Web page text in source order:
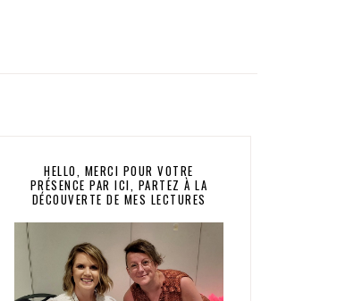
HELLO, MERCI POUR VOTRE
PRÉSENCE PAR ICI, PARTEZ À LA
DÉCOUVERTE DE MES LECTURES